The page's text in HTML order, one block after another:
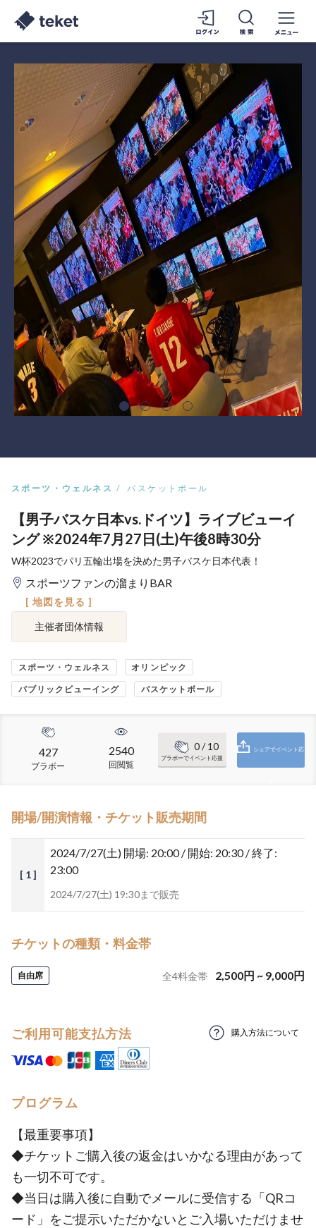
スポーツ・ウェルネス バスケットボール
【男子バスケ日本vs.ドイツ】ライブビューイ
ング ※2024年7月27日(土)午後8時30分
W杯2023でパリ五輪出場を決めた男子バスケ日本代表！
スポーツファンの溜まりBAR
[ 地図を見る ]
主催者団体情報
スポーツ・ウェルネス オリンピック
パブリックビューイング バスケットボール
427
ブラボー
2540
回閲覧
0/ 10
ブラボーでイベント応援
シェアでイベント応
開場/開演情報・チケット販売期間
[ 1 ]
2024/7/27(土) 開場: 20:00 / 開始: 20:30 / 終了:
23:00
2024/7/27(土) 19:30まで販売
チケットの種類・料金帯
自由席 全4料金帯 2,500円 ~ 9,000円
ご利用可能支払方法 購入方法について
プログラム
【最重要事項】
◆チケットご購入後の返金はいかなる理由があって
も一切不可です。
◆当日は購入後に自動でメールに受信する「QRコ
ード」をご提示いただかないとご入場いただけませ